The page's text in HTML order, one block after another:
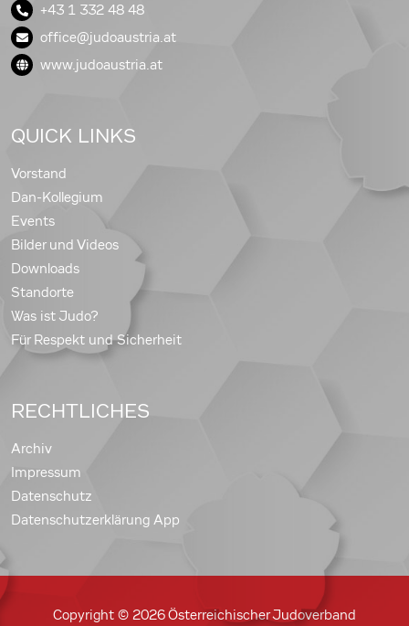
+43 1 332 48 48
office@judoaustria.at
www.judoaustria.at
QUICK LINKS
Vorstand
Dan-Kollegium
Events
Bilder und Videos
Downloads
Standorte
Was ist Judo?
Für Respekt und Sicherheit
RECHTLICHES
Archiv
Impressum
Datenschutz
Datenschutzerklärung App
Copyright © 2026 Österreichischer Judoverband